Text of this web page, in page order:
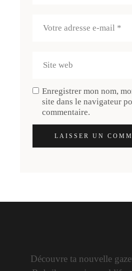
Enregistrer mon nom,
site dans le navigateur
commentaire.
LAISSER UN
Découvre ta nouvelle